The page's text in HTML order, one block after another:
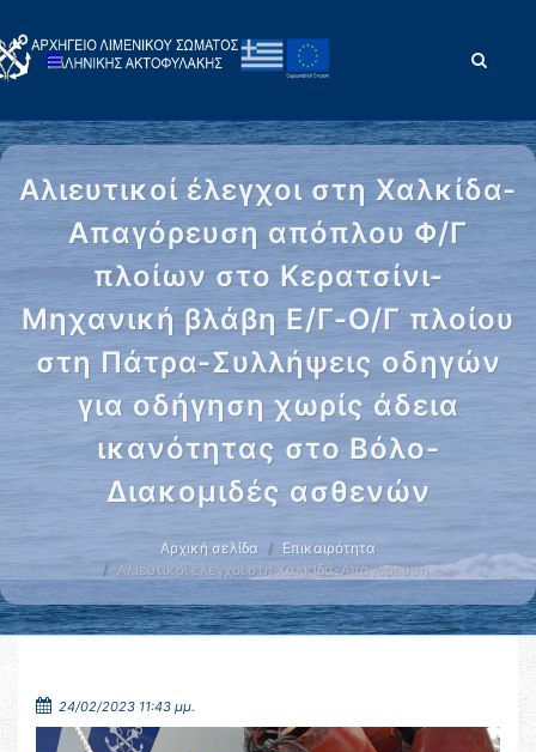
Αλιευτικοί έλεγχοι στη Χαλκίδα-
Απαγόρευση απόπλου Φ/Γ
πλοίων στο Κερατσίνι-
Μηχανική βλάβη Ε/Γ-Ο/Γ πλοίου
στη Πάτρα-Συλλήψεις οδηγών
για οδήγηση χωρίς άδεια
ικανότητας στο Βόλο-
Διακομιδές ασθενών
Αρχική σελίδα
Επικαιρότητα
Αλιευτικοί έλεγχοι στη Χαλκίδα-Απαγόρευση …
24/02/2023 11:43 μμ.